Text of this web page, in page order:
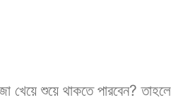
খেয়ে শুয়ে থাকতে পারবেন? তাহলে